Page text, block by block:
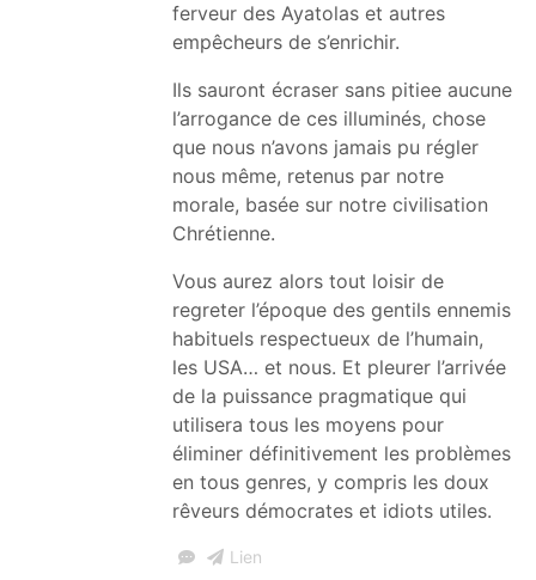
ferveur des Ayatolas et autres
empêcheurs de s’enrichir.
Ils sauront écraser sans pitiee aucune
l’arrogance de ces illuminés, chose
que nous n’avons jamais pu régler
nous même, retenus par notre
morale, basée sur notre civilisation
Chrétienne.
Vous aurez alors tout loisir de
regreter l’époque des gentils ennemis
habituels respectueux de l’humain,
les USA… et nous. Et pleurer l’arrivée
de la puissance pragmatique qui
utilisera tous les moyens pour
éliminer définitivement les problèmes
en tous genres, y compris les doux
rêveurs démocrates et idiots utiles.
Lien